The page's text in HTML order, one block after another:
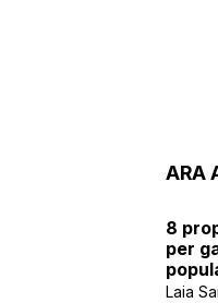
ARA
8
per
Laia